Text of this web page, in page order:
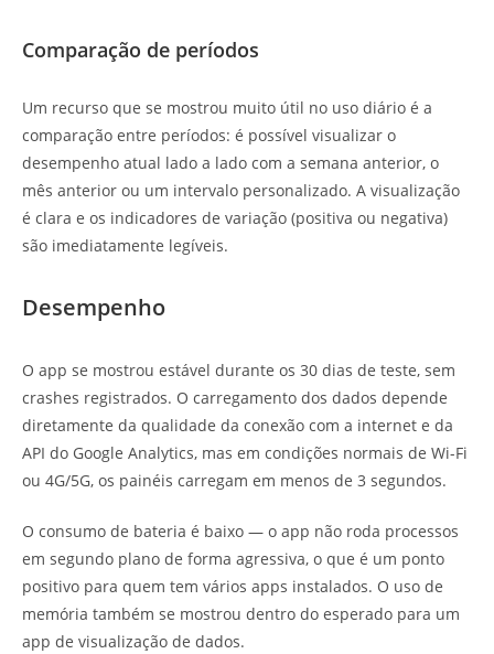
Comparação de períodos
Um recurso que se mostrou muito útil no uso diário é a
comparação entre períodos: é possível visualizar o
desempenho atual lado a lado com a semana anterior, o
mês anterior ou um intervalo personalizado. A visualização
é clara e os indicadores de variação (positiva ou negativa)
são imediatamente legíveis.
Desempenho
O app se mostrou estável durante os 30 dias de teste, sem
crashes registrados. O carregamento dos dados depende
diretamente da qualidade da conexão com a internet e da
API do Google Analytics, mas em condições normais de Wi-Fi
ou 4G/5G, os painéis carregam em menos de 3 segundos.
O consumo de bateria é baixo — o app não roda processos
em segundo plano de forma agressiva, o que é um ponto
positivo para quem tem vários apps instalados. O uso de
memória também se mostrou dentro do esperado para um
app de visualização de dados.